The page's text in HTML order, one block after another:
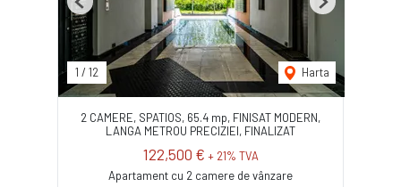
1 / 12 Harta
Previous Next
2 CAMERE, SPATIOS, 65.4 mp, FINISAT MODERN,
LANGA METROU PRECIZIEI, FINALIZAT
122,500 € + 21% TVA
Apartament cu 2 camere de vânzare